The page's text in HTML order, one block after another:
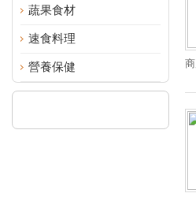
蔬果食材
速食料理
營養保健 商